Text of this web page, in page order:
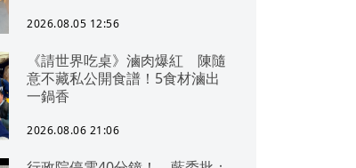
2026.08.05 12:56
《請世界吃桌》滷肉爆紅 陳隨
意不藏私公開食譜！5食材滷出
一鍋香
2026.08.06 21:06